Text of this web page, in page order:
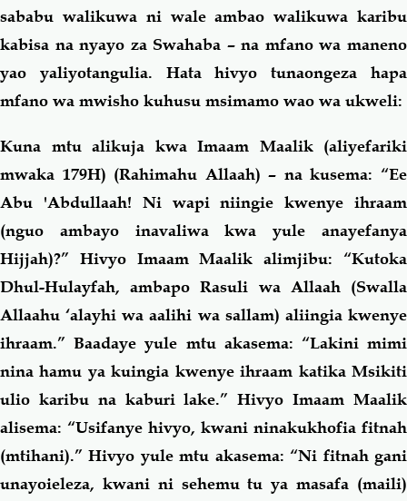
sababu walikuwa ni wale ambao walikuwa karibu
kabisa na nyayo za Swahaba – na mfano wa maneno
yao yaliyotangulia. Hata hivyo tunaongeza hapa
mfano wa mwisho kuhusu msimamo wao wa ukweli:
Kuna mtu alikuja kwa Imaam Maalik (aliyefariki
mwaka 179H) (Rahimahu Allaah) – na kusema: “Ee
Abu 'Abdullaah! Ni wapi niingie kwenye ihraam
(nguo ambayo inavaliwa kwa yule anayefanya
Hijjah)?” Hivyo Imaam Maalik alimjibu: “Kutoka
Dhul-Hulayfah, ambapo Rasuli wa Allaah (Swalla
Allaahu ‘alayhi wa aalihi wa sallam) aliingia kwenye
ihraam.” Baadaye yule mtu akasema: “Lakini mimi
nina hamu ya kuingia kwenye ihraam katika Msikiti
ulio karibu na kaburi lake.” Hivyo Imaam Maalik
alisema: “Usifanye hivyo, kwani ninakukhofia fitnah
(mtihani).” Hivyo yule mtu akasema: “Ni fitnah gani
unayoieleza, kwani ni sehemu tu ya masafa (maili)